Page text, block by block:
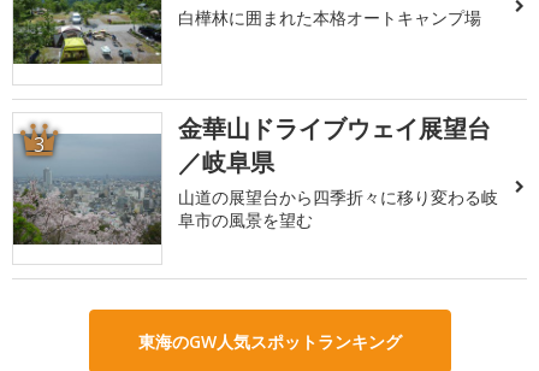
白樺林に囲まれた本格オートキャンプ場
3
金華山ドライブウェイ展望台
／岐阜県
山道の展望台から四季折々に移り変わる岐
阜市の風景を望む
東海のGW人気スポットランキング